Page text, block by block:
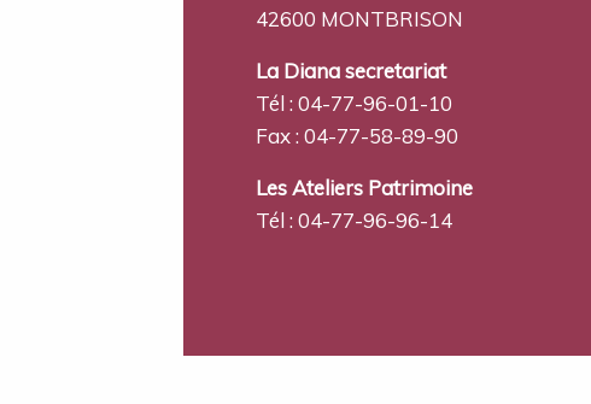
42600 MONTBRISON
La Diana secretariat
Tél : 04-77-96-01-10
Fax : 04-77-58-89-90
Les Ateliers Patrimoine
Tél : 04-77-96-96-14